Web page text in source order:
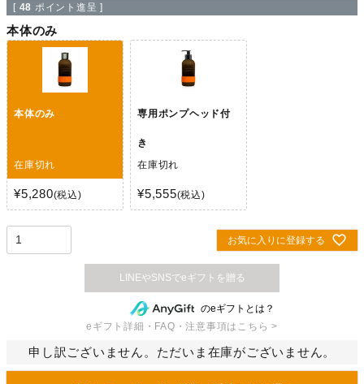
[ 48 ポイント進呈 ]
本体のみ
本体のみ
在庫切れ
¥5,280 税込
専用ポンプヘッド付
き
在庫切れ
¥5,555 税込
お気に入りに登録する
のeギフトとは？
eギフト詳細・FAQ・注意事項はこちら >
申し訳ございません。ただいま在庫がございません。